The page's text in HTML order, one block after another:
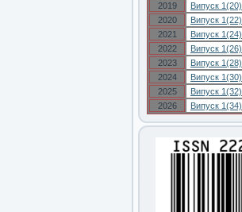
2019
Випуск 1(20)
2020
Випуск 1(22)
2021
Випуск 1(24)
2022
Випуск 1(26)
2023
Випуск 1(28)
2024
Випуск 1(30)
2025
Випуск 1(32)
2026
Випуск 1(34)